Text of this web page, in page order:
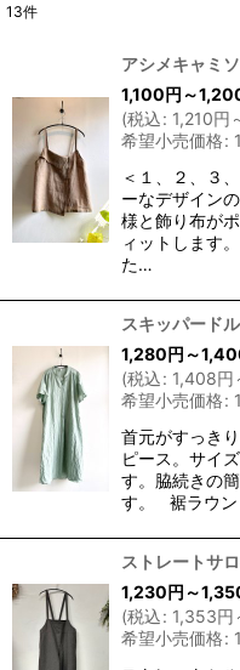
並び順:
13件
アシメキャミ
1,100円 ～
(税込: 1,210円
希望小売価格:
＜１、２、３
ーなデザイン
様と飾り布が
ィットします
た…
スキッパード
1,280円 ～
(税込: 1,408円
希望小売価格:
首元がすっき
ピース。サイ
す。脇続きの
す。 裾ラウン
ストレートサ
1,230円 ～
(税込: 1,353円
希望小売価格: